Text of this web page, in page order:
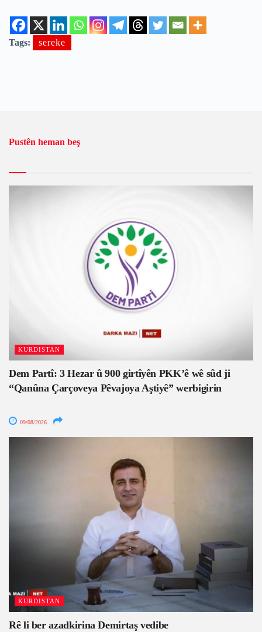
Tags: sereke
Pustên heman beş
KURDISTAN
Dem Partî: 3 Hezar û 900 girtîyên PKK’ê wê sûd ji
“Qanûna Çarçoveya Pêvajoya Aştiyê” werbigirin
09/08/2026
KURDISTAN
Rê li ber azadkirina Demirtaş vedibe